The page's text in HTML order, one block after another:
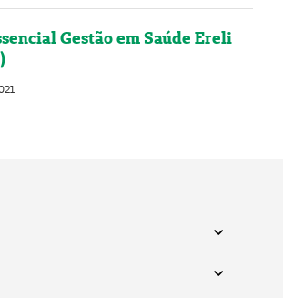
Gestão em Saúde Ereli